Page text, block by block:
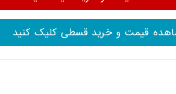
قیمت و خرید قسطی کلیک کنید